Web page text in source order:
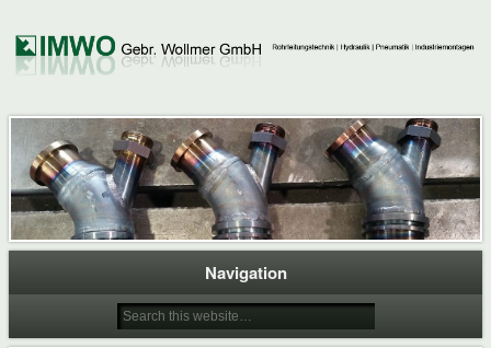
Navigation